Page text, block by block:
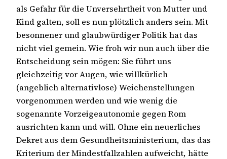
als Gefahr für die Unversehrtheit von Mutter und
Kind galten, soll es nun plötzlich anders sein. Mit
besonnener und glaubwürdiger Politik hat das
nicht viel gemein. Wie froh wir nun auch über die
Entscheidung sein mögen: Sie führt uns
gleichzeitig vor Augen, wie willkürlich
(angeblich alternativlose) Weichenstellungen
vorgenommen werden und wie wenig die
sogenannte Vorzeigeautonomie gegen Rom
ausrichten kann und will. Ohne ein neuerliches
Dekret aus dem Gesundheitsministerium, das das
Kriterium der Mindestfallzahlen aufweicht, hätte